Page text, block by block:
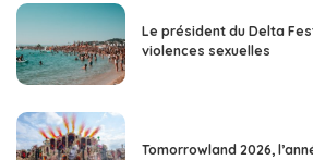
Le président du Delta
violences sexuelles
Tomorrowland 2026,